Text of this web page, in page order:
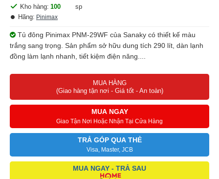
Kho hàng: 100
sp
Hãng: Pinimax
Tủ đông Pinimax PNM-29WF của Sanaky có thiết kế màu
trắng sang trọng. Sản phẩm sở hữu dung tích 290 lít, dàn lạnh
đồng làm lạnh nhanh, tiết kiệm điện năng....
MUA HÀNG
(Giao hàng tận nơi - Giá tốt - An toàn)
MUA NGAY
Giao Tận Nơi Hoặc Nhận Tại Cửa Hàng
TRẢ GÓP QUA THẺ
Visa, Master, JCB
MUA NGAY - TRẢ SAU